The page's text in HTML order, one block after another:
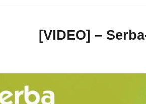
[VIDEO] –